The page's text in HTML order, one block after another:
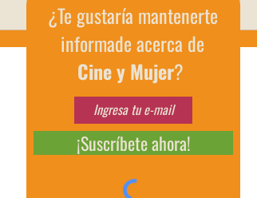
¿Te gustaría mantenerte
informade acerca de
Cine y Mujer?
¡Suscríbete ahora!